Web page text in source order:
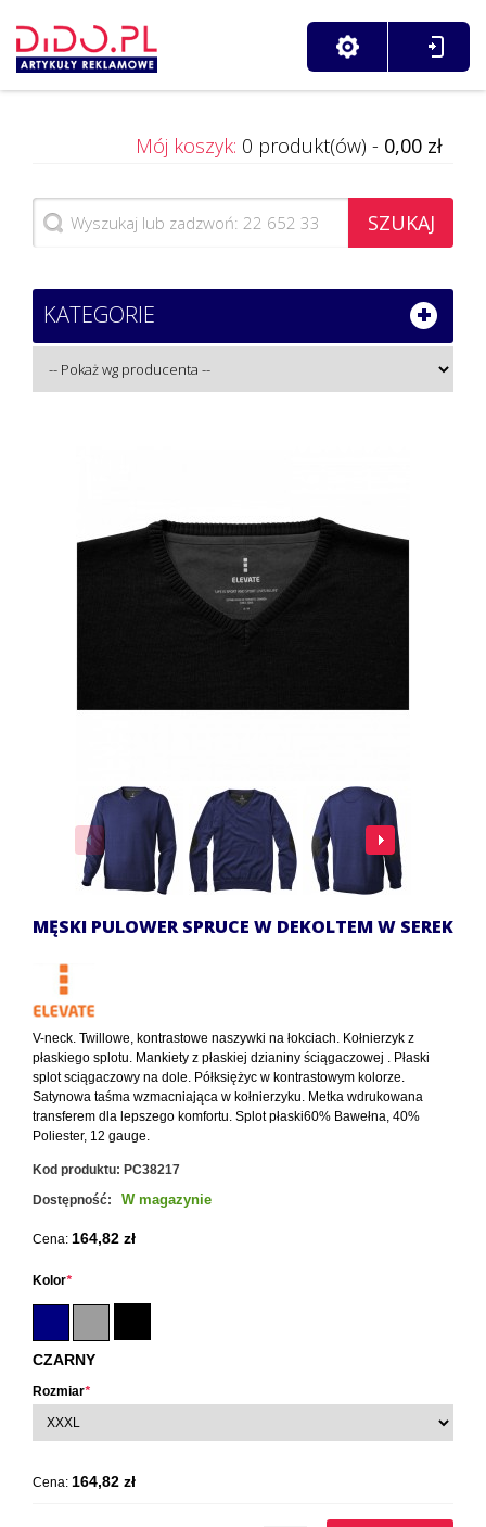
Mój koszyk: 0 produkt(ów) - 0,00 zł
SZUKAJ
KATEGORIE
MĘSKI PULOWER SPRUCE W DEKOLTEM W SEREK
V-neck. Twillowe, kontrastowe naszywki na łokciach. Kołnierzyk z
płaskiego splotu. Mankiety z płaskiej dzianiny ściągaczowej . Płaski
splot sciągaczowy na dole. Półksiężyc w kontrastowym kolorze.
Satynowa taśma wzmacniająca w kołnierzyku. Metka wdrukowana
transferem dla lepszego komfortu. Splot płaski60% Bawełna, 40%
Poliester, 12 gauge.
Kod produktu: PC38217
Dostępność:
W magazynie
Cena: 164,82 zł
*
Kolor
CZARNY
*
Rozmiar
Cena: 164,82 zł